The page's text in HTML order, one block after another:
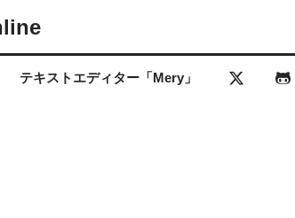
テキストエディター「Mery」